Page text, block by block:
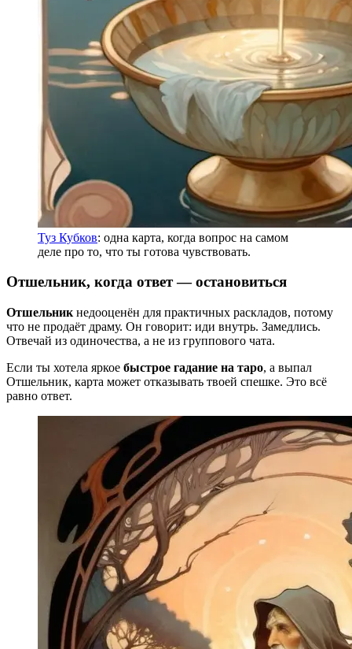
Туз Кубков: одна карта, когда вопрос на самом
деле про то, что ты готова чувствовать.
Отшельник, когда ответ — остановиться
Отшельник недооценён для практичных раскладов, потому
что не продаёт драму. Он говорит: иди внутрь. Замедлись.
Отвечай из одиночества, а не из группового чата.
Если ты хотела яркое быстрое гадание на таро, а выпал
Отшельник, карта может отказывать твоей спешке. Это всё
равно ответ.